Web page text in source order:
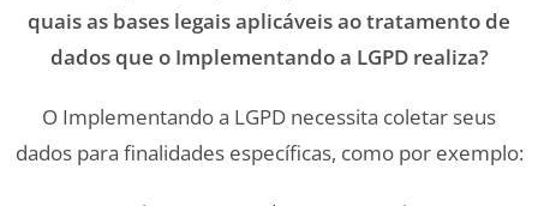
quais as bases legais aplicáveis ao tratamento de
dados que o Implementando a LGPD realiza?
O Implementando a LGPD necessita coletar seus
dados para finalidades específicas, como por exemplo: